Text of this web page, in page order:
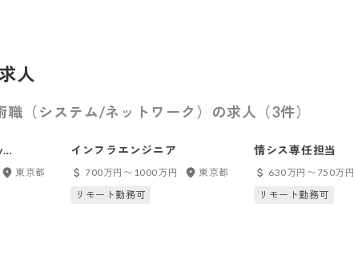
人
職（システム/ネットワーク）の求人（3件）
東京都
インフラエンジニア
700万円〜1000万円
東京都
リモート勤務可
情シス専任担当
630万円〜750万円
リモート勤務可